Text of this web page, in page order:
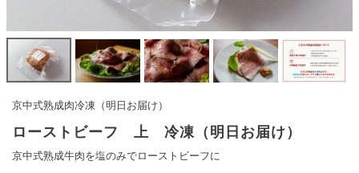
京中式熟成肉冷凍（明日お届け）
ローストビーフ 上 冷凍（明日お届け）
京中式熟成牛肉を塩のみでローストビーフに